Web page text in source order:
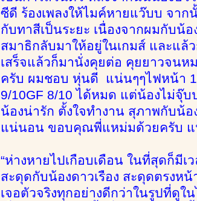
ซีดี ร้องเพลงให้ไมค์หายแว๊บบ จา
กับทาสีเป็นระยะ เนื่องจากผมกับน้
สมาธิกลับมาให้อยู่ในเกมส์ และแล้
เสร็จแล้วก็มานั่งคุยต่อ คุยยาวจนห
ครับ ผมชอบ หุ่นดี แน่นๆๆไฟหน้า
9/10GF 8/10 ได้หมด แต่น้องไม่จุ๊
น้องน่ารัก ตั้งใจทำงาน สุภาพกับน้
แน่นอน ขอบคุณพี่แหม่มด้วยครับ แ
“ห่างหายไปเกือบเดือน ในที่สุดก็มี
สะดุดกับน้องดาวเรือง สะดุดตรงห
เจอตัวจริงทุกอย่างดีกว่าในรูปที่ดู